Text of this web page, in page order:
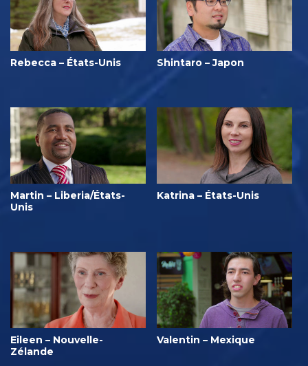
Rebecca – États-Unis Shintaro – Japon
Martin – Liberia/États-
Unis
Katrina – États-Unis
Eileen – Nouvelle-
Zélande
Valentin – Mexique